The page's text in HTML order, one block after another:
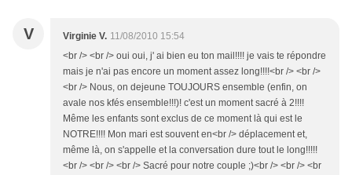
V Virginie V. 11/08/2010 15:54
<br /> <br /> oui oui, j' ai bien eu ton mail!!!! je vais te répondre
mais je n'ai pas encore un moment assez long!!!!<br /> <br />
<br /> Nous, on dejeune TOUJOURS ensemble (enfin, on
avale nos kfés ensemble!!!)! c'est un moment sacré à 2!!!!
Même les enfants sont exclus de ce moment là qui est le
NOTRE!!!! Mon mari est souvent en<br /> déplacement et,
même là, on s'appelle et la conversation dure tout le long!!!!!
<br /> <br /> <br /> Sacré pour notre couple ;)<br /> <br /> <br